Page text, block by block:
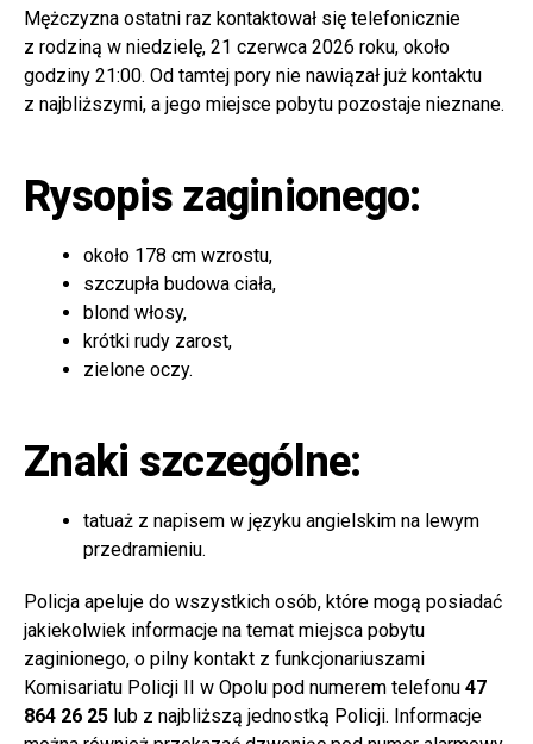
Mężczyzna ostatni raz kontaktował się telefonicznie
z rodziną w niedzielę, 21 czerwca 2026 roku, około
godziny 21:00. Od tamtej pory nie nawiązał już kontaktu
z najbliższymi, a jego miejsce pobytu pozostaje nieznane.
Rysopis zaginionego:
około 178 cm wzrostu,
szczupła budowa ciała,
blond włosy,
krótki rudy zarost,
zielone oczy.
Znaki szczególne:
tatuaż z napisem w języku angielskim na lewym
przedramieniu.
Policja apeluje do wszystkich osób, które mogą posiadać
jakiekolwiek informacje na temat miejsca pobytu
zaginionego, o pilny kontakt z funkcjonariuszami
Komisariatu Policji II w Opolu pod numerem telefonu 47
864 26 25 lub z najbliższą jednostką Policji. Informacje